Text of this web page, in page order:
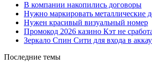
В компании накопились договоры
Нужно маркировать металлические
Нужен красивый визуальный номер
Промокод 2026 казино Кэт не
Зеркало Спин Сити для входа в
Последние темы